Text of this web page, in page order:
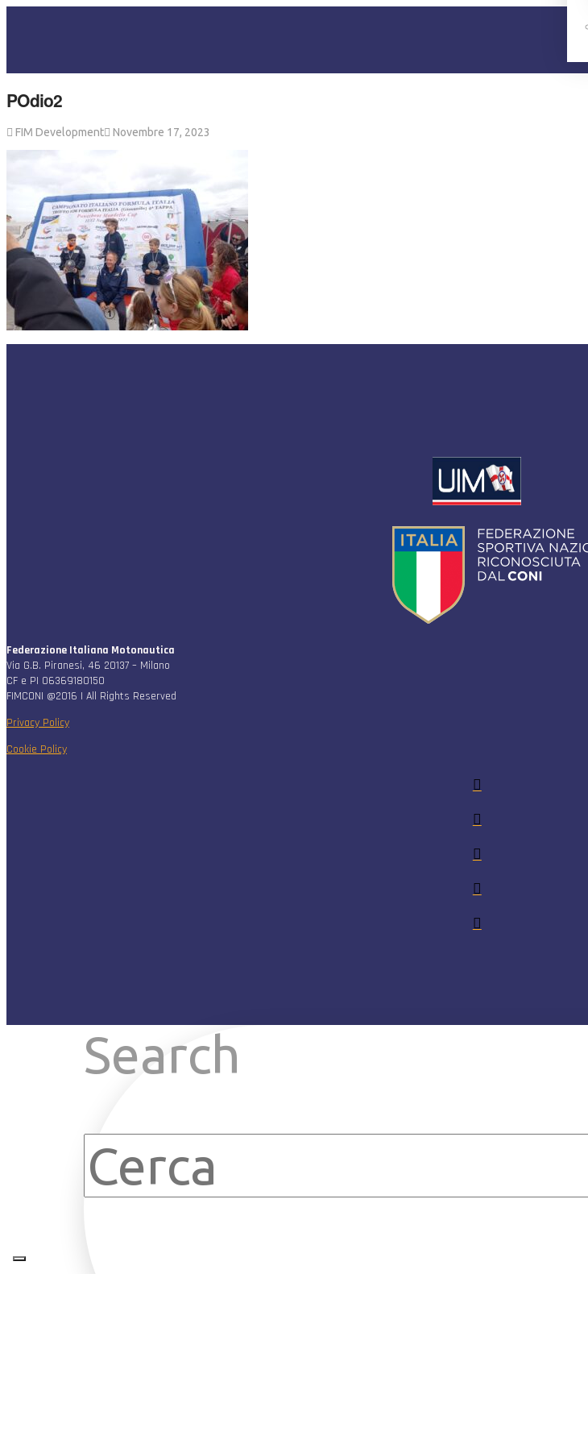
POdio2
FIM Development Novembre 17, 2023
Federazione Italiana Motonautica
Via G.B. Piranesi, 46 20137 – Milano
CF e PI 06369180150
FIMCONI @2016 | All Rights Reserved
Privacy Policy
Cookie Policy
Search